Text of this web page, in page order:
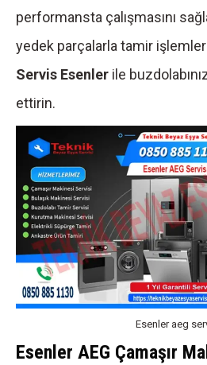
performansta çalışmasını
yedek parçalarla tamir
Servis Esenler ile
ettirin.
Esenler aeg
Esenler AEG Çamaşır